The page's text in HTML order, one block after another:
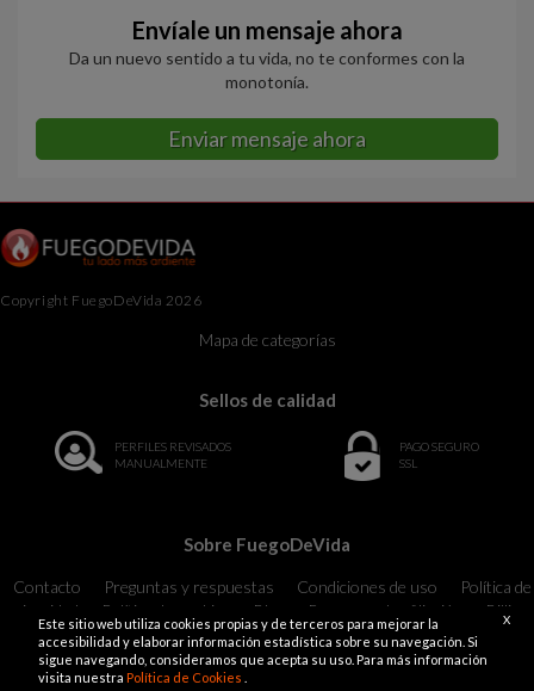
Envíale un mensaje ahora
Da un nuevo sentido a tu vida, no te conformes con la
monotonía.
Enviar mensaje ahora
Copyright FuegoDeVida 2026
Mapa de categorías
Sellos de calidad
PERFILES REVISADOS
MANUALMENTE
PAGO SEGURO
SSL
Sobre FuegoDeVida
Contacto Preguntas y respuestas Condiciones de uso
Política de
privacidad
Política de cookies Blog Programa de afiliación
Billing
Support
18 U.S.C. 2257 Record-Keeping Requirements Compliance
Statement Exempt
Este sitio web utiliza cookies propias y de terceros para mejorar la
accesibilidad y elaborar información estadística sobre su navegación. Si
sigue navegando, consideramos que acepta su uso. Para más información
visita nuestra Política de Cookies
X